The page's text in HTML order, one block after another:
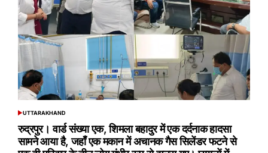
POSTED
UTTARAKHAND
रुद्रपुर। वार्ड संख्या एक, शिमला बहादुर में एक दर्दनाक हादसा
सामने आया है, जहाँ एक मकान में अचानक गैस सिलेंडर फटने से